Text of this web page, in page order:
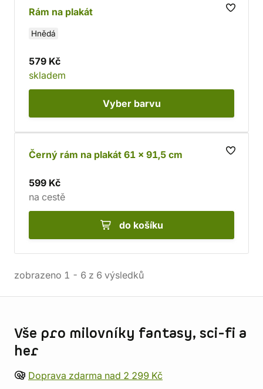
Rám na plakát
Hnědá
579 Kč
skladem
Vyber barvu
Černý rám na plakát 61 × 91,5 cm
599 Kč
na cestě
do košíku
zobrazeno 1 - 6 z 6 výsledků
Vše pro milovníky fantasy, sci-fi a
her
Doprava zdarma nad 2 299 Kč